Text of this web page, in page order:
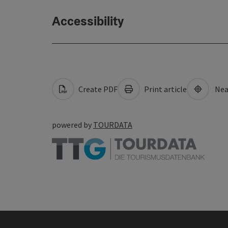
Accessibility
Create PDF Print article
powered by TOURDATA